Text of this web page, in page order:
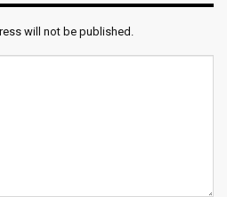
will not be published.